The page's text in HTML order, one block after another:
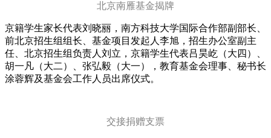
北京南雁基金揭牌
京籍学生家长代表刘晓丽，南方科技大学国际合作部副部长、
前北京招生组组长、基金项目发起人李旭，招生办公室副主
任、北京招生组负责人刘立，京籍学生代表吕昊屹（大四）、
胡一凡（大二）、张弘毅（大一），教育基金会理事、秘书长
涂蓉辉及基金会工作人员出席仪式。
交接捐赠支票